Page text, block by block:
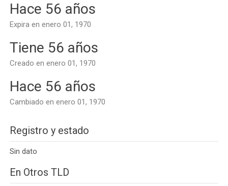
Hace 56 años
Expira en enero 01, 1970
Tiene 56 años
Creado en enero 01, 1970
Hace 56 años
Cambiado en enero 01, 1970
Registro y estado
Sin dato
En Otros TLD